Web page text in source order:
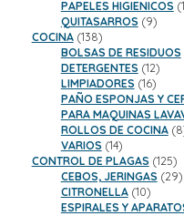
PAPELES HIGIENICOS
QUITASARROS 99
COCINA 138138
productos
BOLSAS DE RESIDUOS
DETERGENTES 1212
LIMPIADORES 1616
PAÑO ESPONJAS Y
PARA MAQUINAS
ROLLOS DE COCINA 8
VARIOS 1414
productos
CONTROL DE PLAGAS 125125
CEBOS, JERINGAS 2929
CITRONELLA 1010
ESPIRALES Y